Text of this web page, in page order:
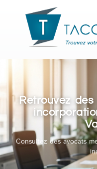
Retrouvez
Consultez des avocats